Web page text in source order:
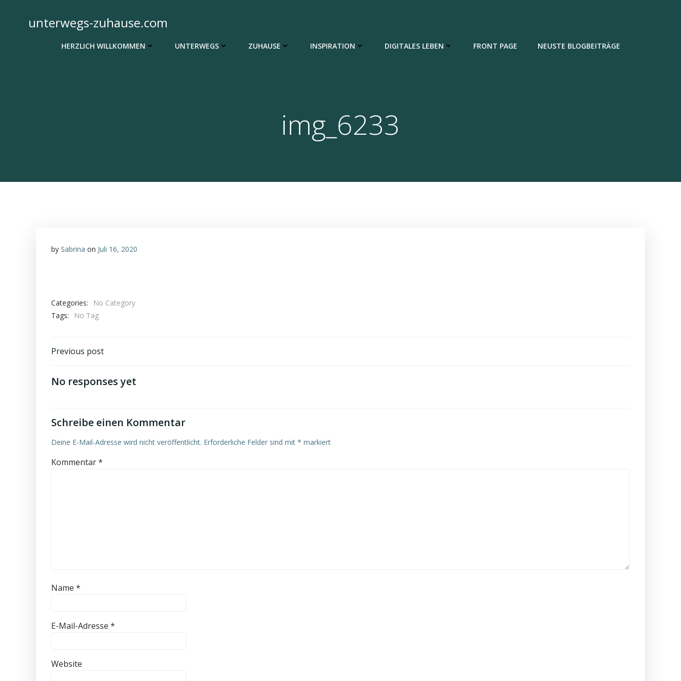
springenunterwegs-zuhause.com
HERZLICH WILLKOMMEN UNTERWEGS ZUHAUSE INSPIRATION DIGITALES LEBEN FRONT PAGE NEUSTE BLOGBEITRÄGE
img_6233
by Sabrina on Juli 16, 2020
Categories:
No Category
Tags:
No Tag
Post
navigation
Previous post
No responses yet
Schreibe einen Kommentar
Deine E-Mail-Adresse wird nicht veröffentlicht. Erforderliche Felder sind mit * markiert
Kommentar*
Name *
E-Mail-Adresse *
Website